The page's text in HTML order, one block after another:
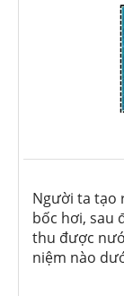
Người ta tạo
bốc hơi, sau
thu được
niệm nào